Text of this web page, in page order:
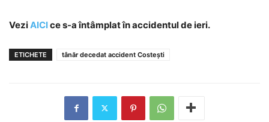
VeziAICIce s-a întâmplat în accidentul de ieri.
ETICHETE tânăr decedat accident Costești